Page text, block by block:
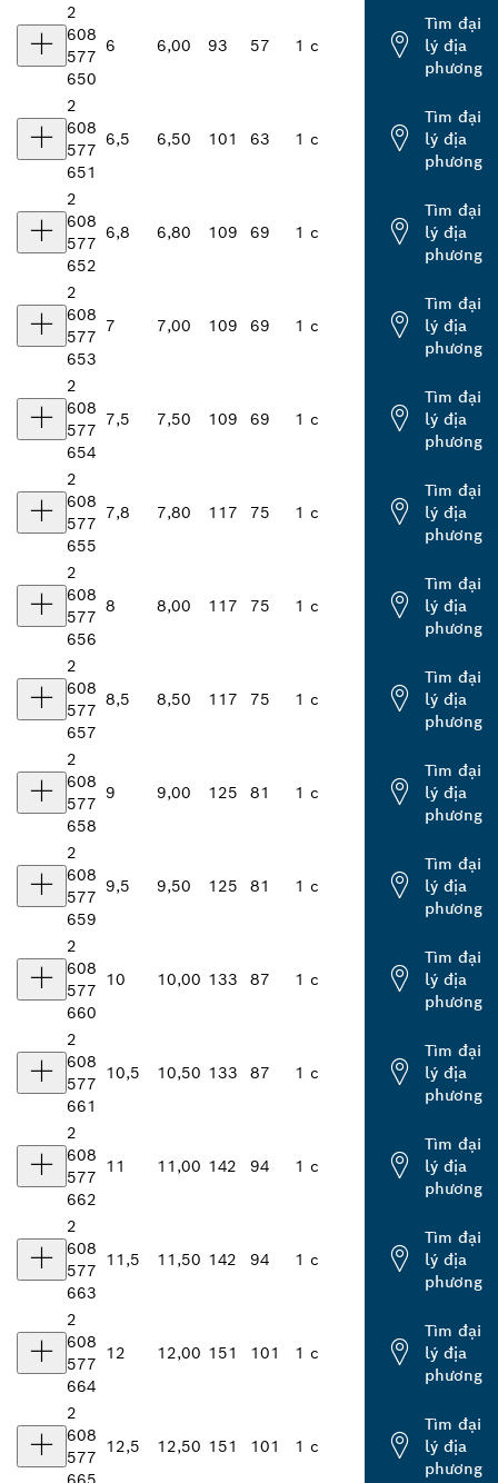
2
608
577
650
6 6,00 93 57 1 c
Tìm đại
lý địa
phương
2
608
577
651
6,5 6,50 101 63 1 c
Tìm đại
lý địa
phương
2
608
577
652
6,8 6,80 109 69 1 c
Tìm đại
lý địa
phương
2
608
577
653
7 7,00 109 69 1 c
Tìm đại
lý địa
phương
2
608
577
654
7,5 7,50 109 69 1 c
Tìm đại
lý địa
phương
2
608
577
655
7,8 7,80 117 75 1 c
Tìm đại
lý địa
phương
2
608
577
656
8 8,00 117 75 1 c
Tìm đại
lý địa
phương
2
608
577
657
8,5 8,50 117 75 1 c
Tìm đại
lý địa
phương
2
608
577
658
9 9,00 125 81 1 c
Tìm đại
lý địa
phương
2
608
577
659
9,5 9,50 125 81 1 c
Tìm đại
lý địa
phương
2
608
577
660
10 10,00 133 87 1 c
Tìm đại
lý địa
phương
2
608
577
661
10,5 10,50 133 87 1 c
Tìm đại
lý địa
phương
2
608
577
662
11 11,00 142 94 1 c
Tìm đại
lý địa
phương
2
608
577
663
11,5 11,50 142 94 1 c
Tìm đại
lý địa
phương
2
608
577
664
12 12,00 151 101 1 c
Tìm đại
lý địa
phương
2
608
577
12,5 12,50 151 101 1 c
Tìm đại
lý địa
phương